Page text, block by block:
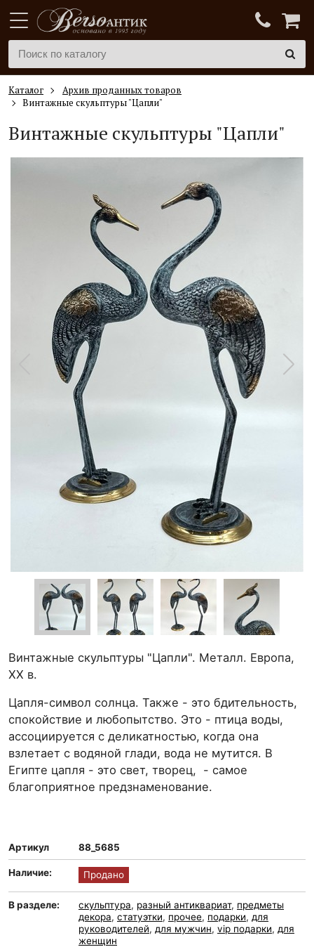
Каталог
Архив проданных товаров
Винтажные скульптуры "Цапли"
Винтажные скульптуры "Цапли"
Винтажные скульптуры "Цапли". Металл. Европа,
ХХ в.
Цапля-символ солнца. Также - это бдительность,
спокойствие и любопытство. Это - птица воды,
ассоциируется с деликатностью, когда она
взлетает с водяной глади, вода не мутится. В
Египте цапля - это свет, творец, - самое
благоприятное предзнаменование.
Артикул 88_5685
Наличие: Продано
В разделе: скульптура, разный антиквариат, предметы
декора, статуэтки, прочее, подарки, для
руководителей, для мужчин, vip подарки, для
женщин